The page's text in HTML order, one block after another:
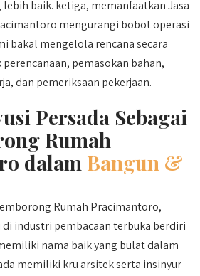
baik. ketiga, memanfaatkan Jasa
mengurangi bobot operasi
bakal mengelola rencana secara
pemasokan bahan,
dan pemeriksaan pekerjaan.
Persada Sebagai
Rumah
dalam Bangun &
Rumah Pracimantoro,
industri pembacaan terbuka berdiri
nama baik yang bulat dalam
memiliki kru arsitek serta insinyur